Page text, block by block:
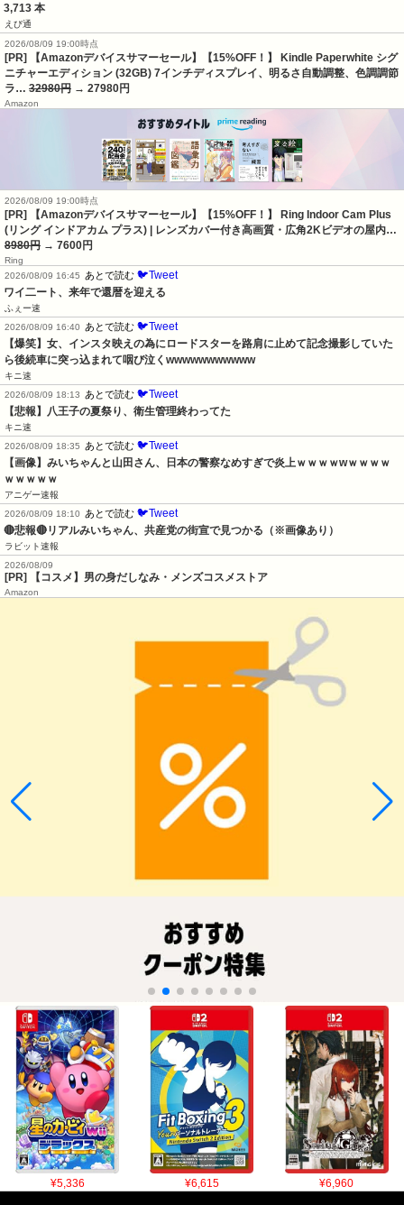
3,713 本
えび通
2026/08/09 19:00時点
[PR] 【Amazonデバイスサマーセール】【15%OFF！】 Kindle Paperwhite シグ
ニチャーエディション (32GB) 7インチディスプレイ、明るさ自動調整、色調調節
ラ… 32980円 → 27980円
Amazon
2026/08/09 19:00時点
[PR] 【Amazonデバイスサマーセール】【15%OFF！】 Ring Indoor Cam Plus
(リング インドアカム プラス) | レンズカバー付き高画質・広角2Kビデオの屋内…
8980円 → 7600円
Ring
2026/08/09 16:45
あとで読む 🐦Tweet
ワイ二ート、来年で還暦を迎える
ふぇー速
2026/08/09 16:40
あとで読む 🐦Tweet
【爆笑】女、インスタ映えの為にロードスターを路肩に止めて記念撮影していた
ら後続車に突っ込まれて咽び泣くwwwwwwwwwww
キニ速
2026/08/09 18:13
あとで読む 🐦Tweet
【悲報】八王子の夏祭り、衛生管理終わってた
キニ速
2026/08/09 18:35
あとで読む 🐦Tweet
【画像】みいちゃんと山田さん、日本の警察なめすぎで炎上ｗｗｗｗwｗｗｗｗ
ｗｗｗｗｗ
アニゲー速報
2026/08/09 18:10
あとで読む 🐦Tweet
🔴悲報🔴リアルみいちゃん、共産党の街宣で見つかる（※画像あり）
ラビット速報
2026/08/09
[PR] 【コスメ】男の身だしなみ・メンズコスメストア
Amazon
¥5,336 ¥6,615 ¥6,960